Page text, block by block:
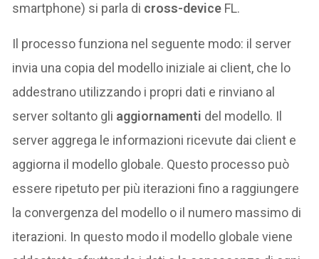
smartphone) si parla di cross-device FL.
Il processo funziona nel seguente modo: il server
invia una copia del modello iniziale ai client, che lo
addestrano utilizzando i propri dati e rinviano al
server soltanto gli aggiornamenti del modello. Il
server aggrega le informazioni ricevute dai client e
aggiorna il modello globale. Questo processo può
essere ripetuto per più iterazioni fino a raggiungere
la convergenza del modello o il numero massimo di
iterazioni. In questo modo il modello globale viene